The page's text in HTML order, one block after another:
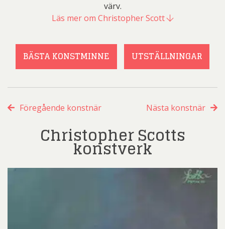
värv.
Läs mer om Christopher Scott
BÄSTA KONSTMINNE UTSTÄLLNINGAR
Föregående konstnär Nästa konstnär
Christopher Scotts
konstverk